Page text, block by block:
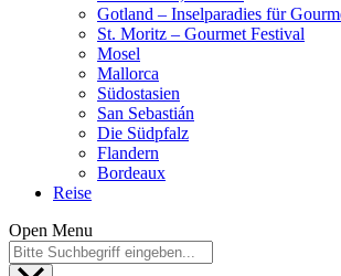
Gotland – Inselparadies für
St. Moritz – Gourmet Festival
Mosel
Mallorca
Südostasien
San Sebastián
Die Südpfalz
Flandern
Bordeaux
Reise
Open Menu